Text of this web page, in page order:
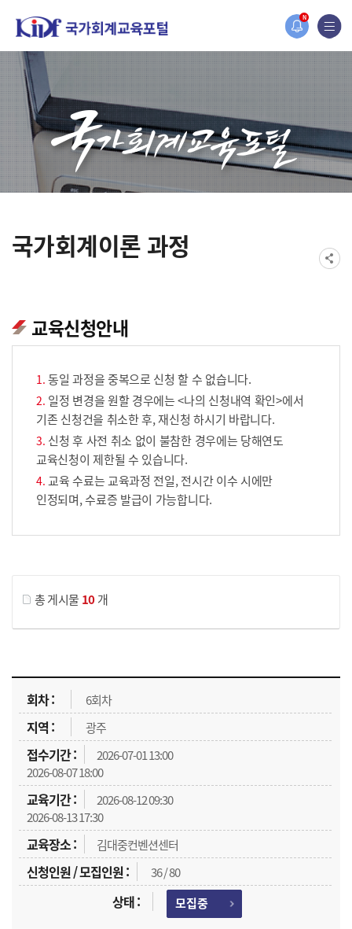
N
홈페이지가 새롭게 개편되었습니다.
한국조세재정연구원홈페이지가 새롭게 개설되었습니다.
국가회계이론 과정
교육신청안내
동일 과정을 중복으로 신청 할 수 없습니다.
일정 변경을 원할 경우에는 <나의 신청내역 확인>에서
기존 신청건을 취소한 후, 재신청 하시기 바랍니다.
신청 후 사전 취소 없이 불참한 경우에는 당해연도
교육신청이 제한될 수 있습니다.
교육 수료는 교육과정 전일, 전시간 이수 시에만
인정되며, 수료증 발급이 가능합니다.
총 게시물 10개
교육신청 목록을 나타낸 표로 회차, 지역, 접수기간, 교육기간, 교육장소, 신청인원/모집인원, 상태로 나뉘어 설명합니다.
6회차
광주
2026-07-01 13:00
2026-08-07 18:00
2026-08-12 09:30
2026-08-13 17:30
김대중컨벤션센터
36 / 80
모집중